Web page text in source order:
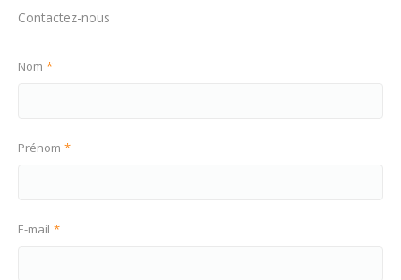
Contactez-nous
Nom *
Prénom *
E-mail *